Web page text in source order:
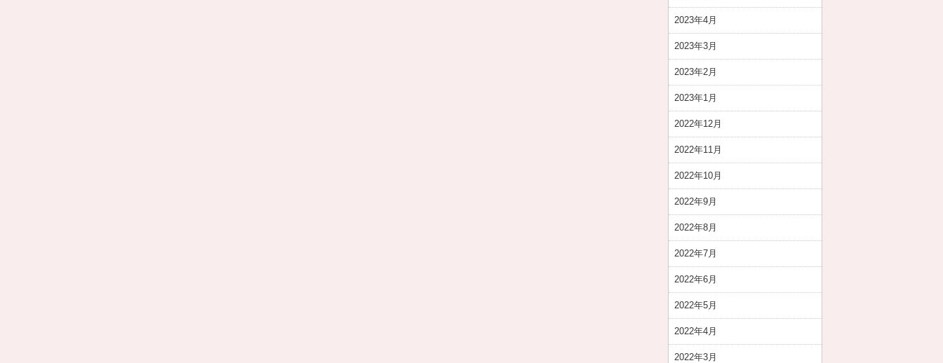
2023年4月
2023年3月
2023年2月
2023年1月
2022年12月
2022年11月
2022年10月
2022年9月
2022年8月
2022年7月
2022年6月
2022年5月
2022年4月
2022年3月